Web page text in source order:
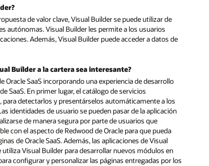
de valor clave, Visual Builder se puede utilizar de
autónomas. Visual Builder les permite a los usuarios
Además, Visual Builder puede acceder a datos de
Builder a la cartera sea interesante?
SaaS incorporando una experiencia de desarrollo
SaaS. En primer lugar, el catálogo de servicios
detectarlos y presentárselos automáticamente a los
identidades de usuario se pueden pasar de la aplicación
de manera segura por parte de usuarios que
con el aspecto de Redwood de Oracle para que pueda
de Oracle SaaS. Además, las aplicaciones de Visual
Visual Builder para desarrollar nuevos módulos en
configurar y personalizar las páginas entregadas por los